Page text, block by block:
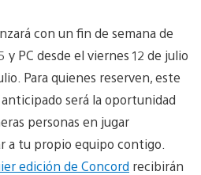
con un fin de semana de
y PC desde el viernes 12 de julio
Para quienes reserven, este
será la oportunidad
personas en jugar
a tu propio equipo contigo.
edición de Concord recibirán